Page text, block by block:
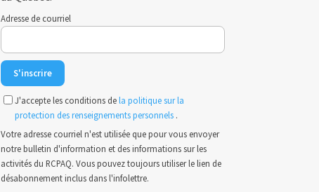
Adresse de courriel
J'accepte les conditions dela politique sur la
protection des renseignements personnels .
Votre adresse courriel n'est utilisée que pour vous envoyer
notre bulletin d'information et des informations sur les
activités du RCPAQ. Vous pouvez toujours utiliser le lien de
désabonnement inclus dans l'infolettre.